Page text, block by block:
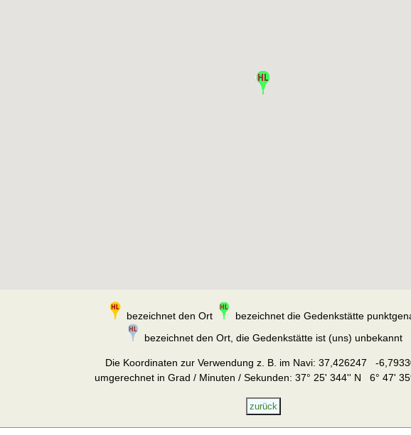
bezeichnet den Ort
bezeichnet die Gedenkstätte
bezeichnet den Ort, die Gedenkstätte ist (uns) unbekannt
Die Koordinaten zur Verwendung z. B. im Navi: 37,426247 -
umgerechnet in Grad / Minuten / Sekunden: 37° 25' 344'' N 6° 47'